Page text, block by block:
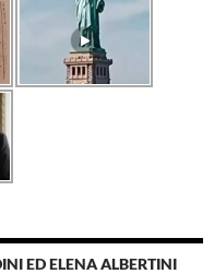
ED ELENA ALBERTINI